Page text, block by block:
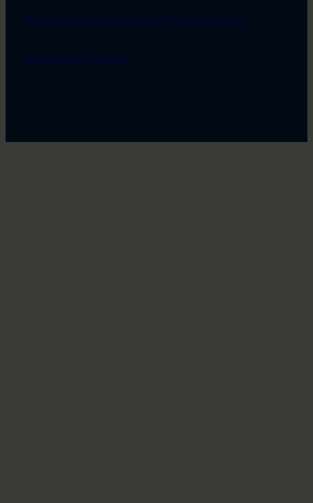
TietosuojaselosteSaavutettavuusseloste
Evästeiden hallinta